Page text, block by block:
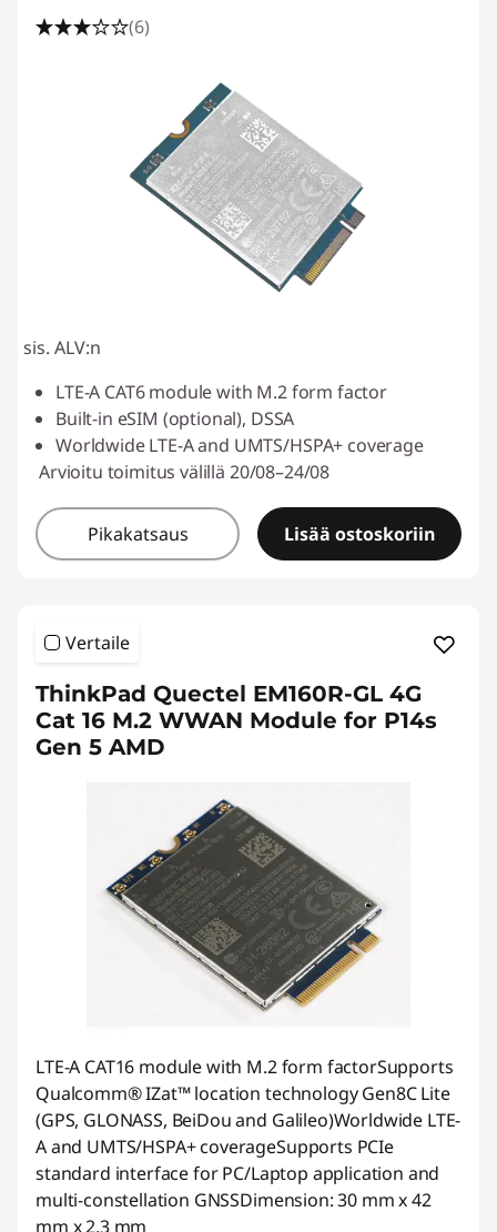
(6)
sis. ALV:n
LTE-A CAT6 module with M.2 form factor
Built-in eSIM (optional), DSSA
Worldwide LTE-A and UMTS/HSPA+ coverage
Arvioitu toimitus välillä 20/08–24/08
Pikakatsaus Lisää ostoskoriin
Vertaile
ThinkPad Quectel EM160R-GL 4G
Cat 16 M.2 WWAN Module for P14s
Gen 5 AMD
LTE-A CAT16 module with M.2 form factorSupports
Qualcomm® IZat™ location technology Gen8C Lite
(GPS, GLONASS, BeiDou and Galileo)Worldwide LTE-
A and UMTS/HSPA+ coverageSupports PCIe
standard interface for PC/Laptop application and
multi-constellation GNSSDimension: 30 mm x 42
mm x 2.3 mm